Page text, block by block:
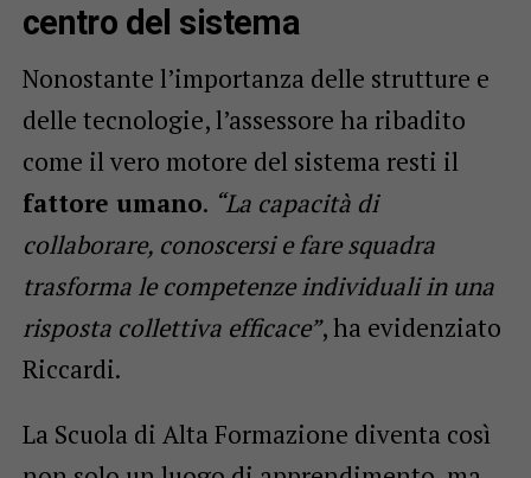
centro del sistema
Nonostante l’importanza delle strutture e
delle tecnologie, l’assessore ha ribadito
come il vero motore del sistema resti il
fattore umano. “La capacità di
collaborare, conoscersi e fare squadra
trasforma le competenze individuali in una
risposta collettiva efficace”, ha evidenziato
Riccardi.
La Scuola di Alta Formazione diventa così